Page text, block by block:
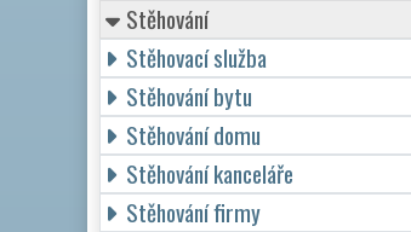
Stěhování
Stěhovací služba
Stěhování bytu
Stěhování domu
Stěhování kanceláře
Stěhování firmy